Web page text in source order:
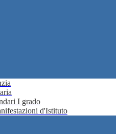
I grado
d'Istituto